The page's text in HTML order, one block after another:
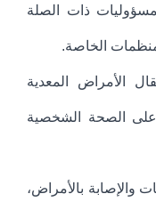
ذات الصلة
الخاصة.
الأمراض المعدية
على الصحة الشخصية
والإصابة بالأمراض،